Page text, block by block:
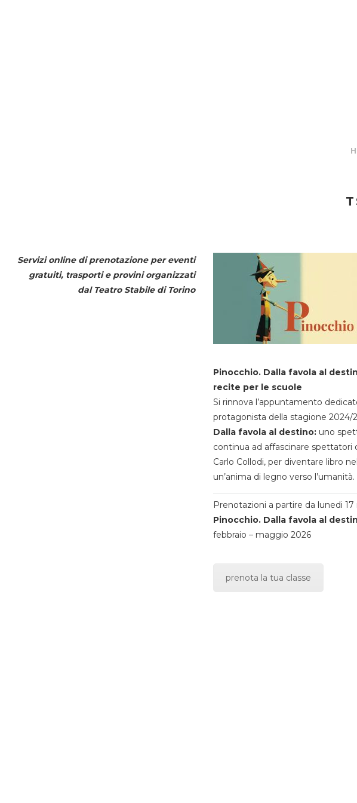
Servizi online di prenotazione per eventi
gratuiti, trasporti e provini organizzati
dal Teatro Stabile di Torino
Pinocchio. Dalla favola al
recite per le scuole
Si rinnova l’appuntamento
protagonista della stagione 2024/
Dalla favola al destino:uno
continua ad affascinare spettatori
Carlo Collodi, per diventare libro
un’anima di legno verso l’umanità.
Prenotazioni a partire da lunedi
Pinocchio. Dalla favola al
febbraio – maggio 2026
prenota la tua classe